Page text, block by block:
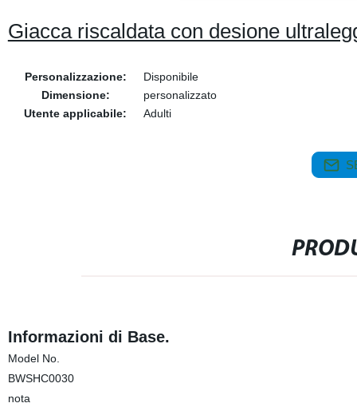
Giacca riscaldata con desione
Personalizzazione:
Disponibile
Dimensione:
personalizzato
Utente applicabile:
Adulti
Informazioni di Base.
Model No.
BWSHC0030
nota